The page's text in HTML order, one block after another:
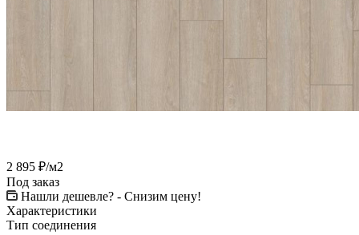
2 895 ₽/м2
Под заказ
Нашли дешевле? - Снизим цену!
Характеристики
Тип соединения